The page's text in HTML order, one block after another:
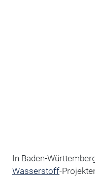
In Baden-
Wasserstoff-